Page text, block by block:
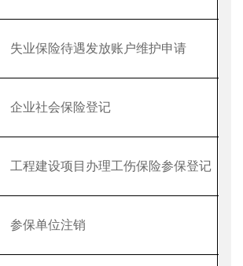
失业保险待遇发放账户维护申请
企业社会保险登记
工程建设项目办理工伤保险参保登记
参保单位注销